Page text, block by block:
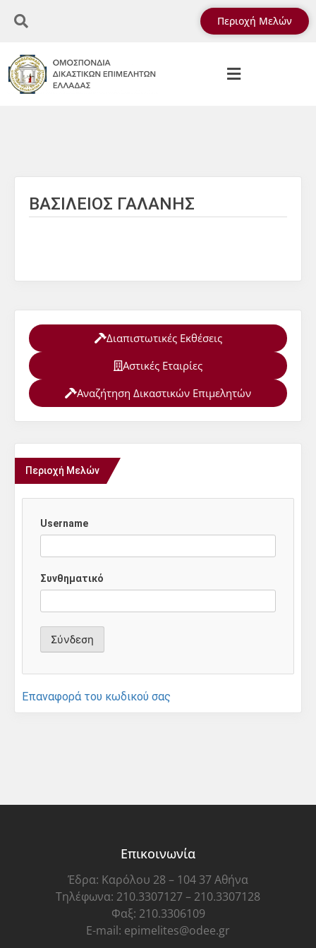
Περιοχή Μελών
ΒΑΣΙΛΕΙΟΣ ΓΑΛΑΝΗΣ
Διαπιστωτικές Εκθέσεις
Αστικές Εταιρίες
Αναζήτηση Δικαστικών Επιμελητών
Περιοχή Μελών
Username
Συνθηματικό
Επαναφορά του κωδικού σας
Επικοινωνία
Έδρα: Καρόλου 28 – 104 37 Αθήνα
Τηλέφωνα: 210.3307127 – 210.3307128
Φαξ: 210.3306109
E-mail: epimelites@odee.gr